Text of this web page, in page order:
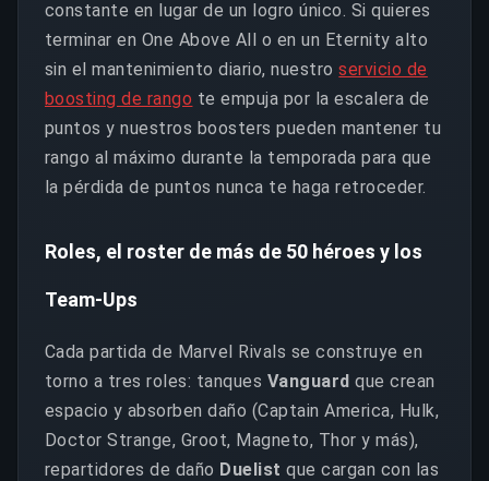
constante en lugar de un logro único. Si quieres
terminar en One Above All o en un Eternity alto
sin el mantenimiento diario, nuestroservicio de
boosting de rango te empuja por la escalera de
puntos y nuestros boosters pueden mantener tu
rango al máximo durante la temporada para que
la pérdida de puntos nunca te haga retroceder.
Roles, el roster de más de 50 héroes y los
Team-Ups
Cada partida de Marvel Rivals se construye en
torno a tres roles: tanques Vanguard que crean
espacio y absorben daño (Captain America, Hulk,
Doctor Strange, Groot, Magneto, Thor y más),
repartidores de daño Duelist que cargan con las